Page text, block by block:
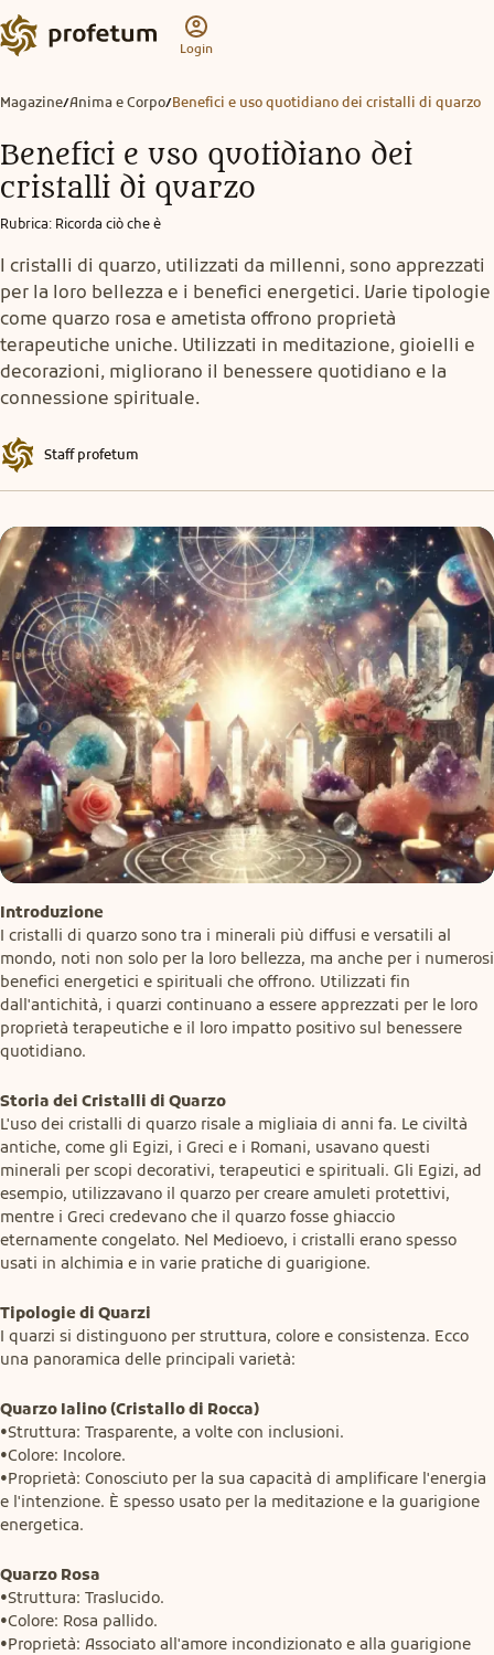
Login
Magazine/Anima e Corpo/Benefici e uso quotidiano dei cristalli di quarzo
Benefici e uso quotidiano dei
cristalli di quarzo
Rubrica: Ricorda ciò che è
I cristalli di quarzo, utilizzati da millenni, sono apprezzati
per la loro bellezza e i benefici energetici. Varie tipologie
come quarzo rosa e ametista offrono proprietà
terapeutiche uniche. Utilizzati in meditazione, gioielli e
decorazioni, migliorano il benessere quotidiano e la
connessione spirituale.
Staff profetum
Introduzione
I cristalli di quarzo sono tra i minerali più diffusi e versatili al
mondo, noti non solo per la loro bellezza, ma anche per i numerosi
benefici energetici e spirituali che offrono. Utilizzati fin
dall'antichità, i quarzi continuano a essere apprezzati per le loro
proprietà terapeutiche e il loro impatto positivo sul benessere
quotidiano.
Storia dei Cristalli di Quarzo
L'uso dei cristalli di quarzo risale a migliaia di anni fa. Le civiltà
antiche, come gli Egizi, i Greci e i Romani, usavano questi
minerali per scopi decorativi, terapeutici e spirituali. Gli Egizi, ad
esempio, utilizzavano il quarzo per creare amuleti protettivi,
mentre i Greci credevano che il quarzo fosse ghiaccio
eternamente congelato. Nel Medioevo, i cristalli erano spesso
usati in alchimia e in varie pratiche di guarigione.
Tipologie di Quarzi
I quarzi si distinguono per struttura, colore e consistenza. Ecco
una panoramica delle principali varietà:
Quarzo Ialino (Cristallo di Rocca)
•Struttura: Trasparente, a volte con inclusioni.
•Colore: Incolore.
•Proprietà: Conosciuto per la sua capacità di amplificare l'energia
e l'intenzione. È spesso usato per la meditazione e la guarigione
energetica.
Quarzo Rosa
•Struttura: Traslucido.
•Colore: Rosa pallido.
•Proprietà: Associato all'amore incondizionato e alla guarigione